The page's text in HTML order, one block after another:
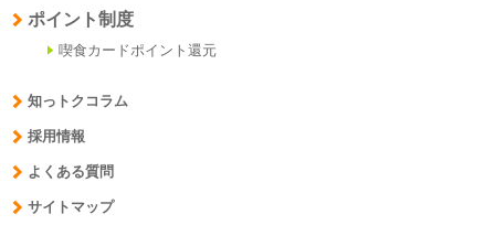
ポイント制度
喫食カードポイント還元
知っトクコラム
採用情報
よくある質問
サイトマップ